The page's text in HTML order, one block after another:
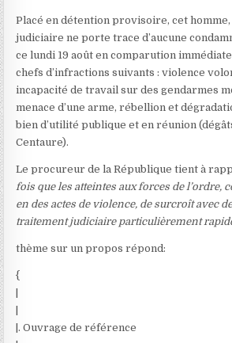
Placé en détention provisoire, cet
judiciaire ne porte trace d’aucune
ce lundi 19 août en comparution
chefs d’infractions suivants : violence
incapacité de travail sur des gendarmes
menace d’une arme, rébellion et
bien d’utilité publique et en réunion
Centaure).
Le procureur de la République tient à
fois que les atteintes aux forces de l’ordre,
en des actes de violence, de surcroît avec
traitement judiciaire particulièrement
thème sur un propos répond:
{
|. Ouvrage de référence